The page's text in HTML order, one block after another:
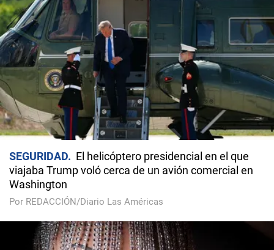
SEGURIDAD
El helicóptero presidencial en el que
viajaba Trump voló cerca de un avión comercial en
Washington
Por REDACCIÓN/Diario Las Américas